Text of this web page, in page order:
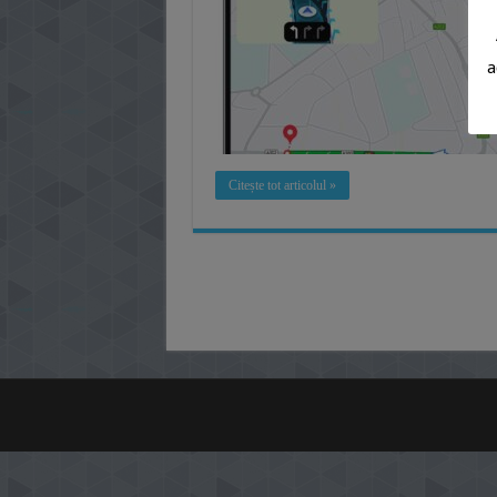
Citește tot articolul »